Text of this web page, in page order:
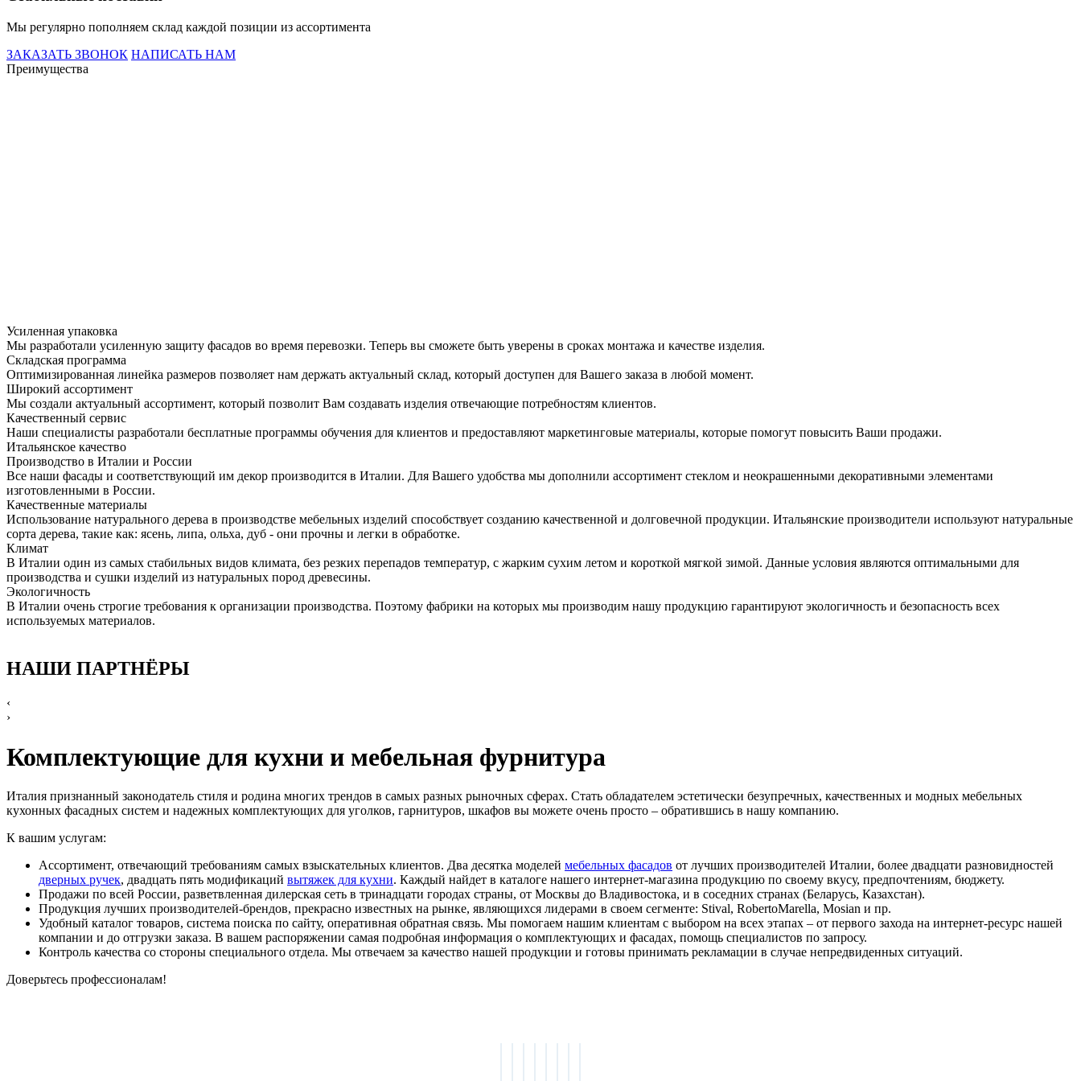
Мы регулярно пополняем склад каждой позиции из ассортимента
ЗАКАЗАТЬ ЗВОНОК НАПИСАТЬ НАМ
Преимущества
Усиленная упаковка
Мы разработали усиленную защиту фасадов во время перевозки. Теперь вы сможете быть уверены в сроках монтажа и качестве изделия.
Складская программа
Оптимизированная линейка размеров позволяет нам держать актуальный склад, который доступен для Вашего заказа в любой момент.
Широкий ассортимент
Мы создали актуальный ассортимент, который позволит Вам создавать изделия отвечающие потребностям клиентов.
Качественный сервис
Наши специалисты разработали бесплатные программы обучения для клиентов и предоставляют маркетинговые материалы, которые помогут повысить Ваши продажи.
Итальянское качество
Производство в Италии и России
Все наши фасады и соответствующий им декор производится в Италии. Для Вашего удобства мы дополнили ассортимент стеклом и неокрашенными декоративными элементами
изготовленными в России.
Качественные материалы
Использование натурального дерева в производстве мебельных изделий способствует созданию качественной и долговечной продукции. Итальянские производители используют натуральные
сорта дерева, такие как: ясень, липа, ольха, дуб - они прочны и легки в обработке.
Климат
В Италии один из самых стабильных видов климата, без резких перепадов температур, с жарким сухим летом и короткой мягкой зимой. Данные условия являются оптимальными для
производства и сушки изделий из натуральных пород древесины.
Экологичность
В Италии очень строгие требования к организации производства. Поэтому фабрики на которых мы производим нашу продукцию гарантируют экологичность и безопасность всех
используемых материалов.
НАШИ ПАРТНЁРЫ
‹
›
Комплектующие для кухни и мебельная фурнитура
Италия признанный законодатель стиля и родина многих трендов в самых разных рыночных сферах. Стать обладателем эстетически безупречных, качественных и модных мебельных
кухонных фасадных систем и надежных комплектующих для уголков, гарнитуров, шкафов вы можете очень просто – обратившись в нашу компанию.
К вашим услугам:
Ассортимент, отвечающий требованиям самых взыскательных клиентов. Два десятка моделей мебельных фасадов от лучших производителей Италии, более двадцати разновидностей
дверных ручек, двадцать пять модификаций вытяжек для кухни. Каждый найдет в каталоге нашего интернет-магазина продукцию по своему вкусу, предпочтениям, бюджету.
Продажи по всей России, разветвленная дилерская сеть в тринадцати городах страны, от Москвы до Владивостока, и в соседних странах (Беларусь, Казахстан).
Продукция лучших производителей-брендов, прекрасно известных на рынке, являющихся лидерами в своем сегменте: Stival, RobertoMarella, Mosian и пр.
Удобный каталог товаров, система поиска по сайту, оперативная обратная связь. Мы помогаем нашим клиентам с выбором на всех этапах – от первого захода на интернет-ресурс нашей
компании и до отгрузки заказа. В вашем распоряжении самая подробная информация о комплектующих и фасадах, помощь специалистов по запросу.
Контроль качества со стороны специального отдела. Мы отвечаем за качество нашей продукции и готовы принимать рекламации в случае непредвиденных ситуаций.
Доверьтесь профессионалам!